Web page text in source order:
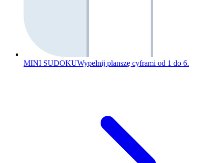
MINI SUDOKUWypełnij planszę cyframi od 1 do 6.